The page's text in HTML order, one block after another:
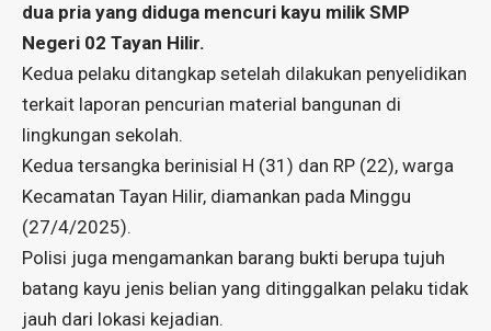
dua pria yang diduga mencuri kayu milik SMP
Negeri 02 Tayan Hilir.
Kedua pelaku ditangkap setelah dilakukan penyelidikan
terkait laporan pencurian material bangunan di
lingkungan sekolah.
Kedua tersangka berinisial H (31) dan RP (22), warga
Kecamatan Tayan Hilir, diamankan pada Minggu
(27/4/2025).
Polisi juga mengamankan barang bukti berupa tujuh
batang kayu jenis belian yang ditinggalkan pelaku tidak
jauh dari lokasi kejadian.